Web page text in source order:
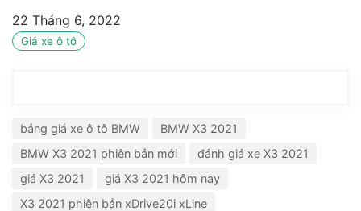
22 Tháng 6, 2022
Giá xe ô tô
bảng giá xe ô tô BMW
BMW X3 2021
BMW X3 2021 phiên bản mới
đánh giá xe X3 2021
giá X3 2021
giá X3 2021 hôm nay
X3 2021 phiên bản xDrive20i xLine